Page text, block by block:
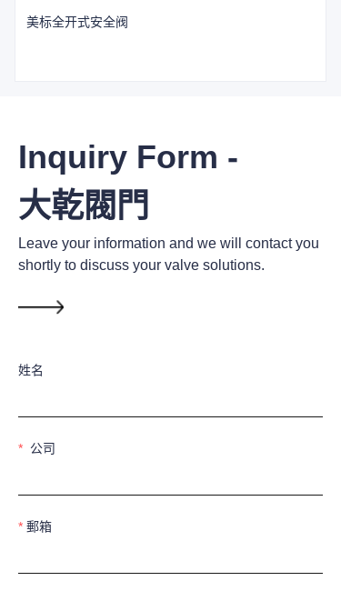
美标全开式安全阀
Inquiry Form -
大乾閥門
姓名
公司
郵箱
Leave your information and we will contact you
shortly to discuss your valve solutions.